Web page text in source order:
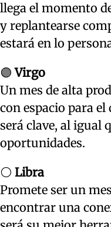
llega el momento
y replantearse
estará en lo
🟣Virgo
Un mes de alta
con espacio para
será clave, al igual
oportunidades.
⚪ Libra
Promete ser un
encontrar una